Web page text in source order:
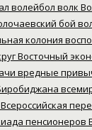
волейбол волк
бой
колония
Восточный
вредные
Всероссийская
пенсионеров